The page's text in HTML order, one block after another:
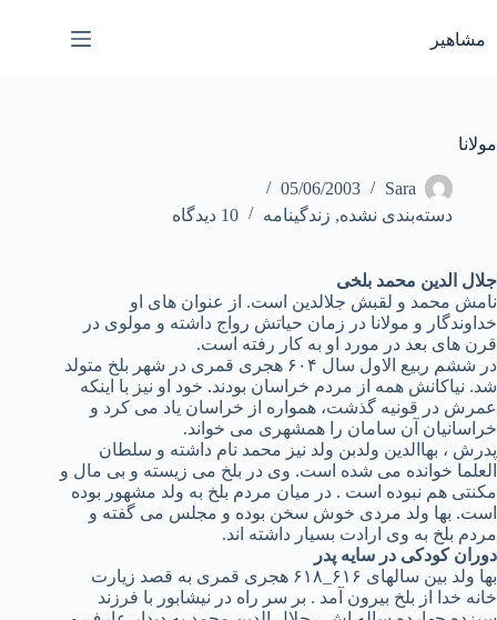
محتوا
مشاهیر
مولانا
Sara
05/06/2003
دسته‌بندی نشده, زندگینامه 10 دیدگاه
جلال الدین محمد بلخی
نامش محمد و لقبش جلالدین است. از عنوان های او
خداوندگار و مولانا در زمان حیاتش رواج داشته و مولوی در
قرن های بعد در مورد او به کار رفته است.
در ششم ربیع الاول سال ۶۰۴ هجری قمری در شهر بلخ متولد
شد. نیاکانش همه از مردم خراسان بودند. خود او نیز با اینکه
عمرش در قونیه گذشت، همواره از خراسان یاد می کرد و
خراسانیان آن سامان را همشهری می خواند.
پدرش ، بهاالدین ولدبن ولد نیز محمد نام داشته و سلطان
العلما خوانده می شده است. وی در بلخ می زیسته و بی مال و
مکنتی هم نبوده است . در میان مردم بلخ به ولد مشهور بوده
است. بها ولد مردی خوش سخن بوده و مجلس می گفته و
مردم بلخ به وی ارادت بسیار داشته اند.
دوران کودکی در سایه پدر
بها ولد بین سالهای ۶۱۶_۶۱۸ هجری قمری به قصد زیارت
خانه خدا از بلخ بیرون آمد . بر سر راه در نیشابور با فرزند